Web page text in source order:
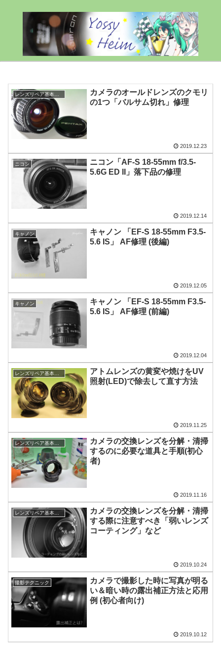
レンズリペア基本情報
カメラのオールドレンズのクモリ
の1つ「バルサム切れ」修理
2019.12.23
ニコン
ニコン「AF-S 18-55mm f/3.5-
5.6G ED II」落下品の修理
2019.12.14
キャノン
キャノン 「EF-S 18-55mm F3.5-
5.6 IS」 AF修理 (後編)
2019.12.05
キャノン
キャノン 「EF-S 18-55mm F3.5-
5.6 IS」 AF修理 (前編)
2019.12.04
レンズリペア基本情報
アトムレンズの黄変や焼けをUV
照射(LED)で除去して直す方法
2019.11.25
レンズリペア基本情報
カメラの交換レンズを分解・清掃
するのに必要な道具と手順(初心
者)
2019.11.16
レンズリペア基本情報
カメラの交換レンズを分解・清掃
する際に注意すべき「弱いレンズ
コーティング」など
2019.10.24
撮影テクニック
カメラで撮影した時に写真が明る
い＆暗い時の露出補正方法と応用
例 (初心者向け)
2019.10.12